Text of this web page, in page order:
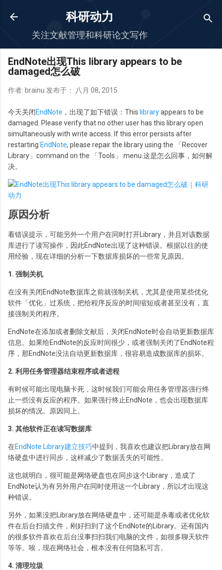
跳至主要内容
科研动力
关注文献管理和科研论文写作
EndNote出现This library appears to be
damaged怎么破
作者: brainu 发布于： 八月 08, 2015
今天关闭EndNote ，出现了如下错误：This libraryappears to be
damaged. Please verify that no other user has this library open
simultaneously with write access. If this error persists after
restarting EndNote, please repair the library using the 「Recover
Library」command on the 「Tools」 menu.这是怎么回事，如何解
决。
原因分析
看错误提示，可能另外一个用户在同时打开Library，并且对该数据
库进行了读写操作，因此EndNote出现了这种错误。根据以往的使
用经验，现在详细的分析一下数据库损坏的一些常见原因。
1. 强制关机
在没有关闭EndNote数据库之前就强制关机，尤其是使用某些优化
软件「优化」过系统，把给程序反应的时间缩短或者甚至没有，直
接强制关闭程序。
EndNote在添加或者删除文献后，关闭EndNote时会自动更新数据库
信息。如果给EndNote的反应时间很少，或者强制关闭了EndNote程
序，那EndNote没法自动更新数据库，很容易造成数据库的损坏。
2. 利用任务管理器结束程序或者进程
有时候可能出现电脑卡死，这时候我们可能会用任务管理器强行终
止一些没有反应的程序。如果强行终止EndNote，也会出现数据库
损坏的情况。原因同上。
3. 其他软件正在读写数据库
在EndNote Library建立技巧中提到，我喜欢也建议把Library放在网
络硬盘中进行同步，这样减少了数据丢失的可能性。
这也就明白，很可能是网络硬盘也在同步这个Library，造成了
EndNote认为有另外用户在同时使用这一个Library，所以才出现这
种错误。
另外，如果没把Library放在网络硬盘中，还可能是杀毒或者优化软
件在后台扫描文件，刚好扫到了这个EndNote的Library。还有国内
的很多软件喜欢在后台没事扫扫我们电脑的文件，如很多聊天软件
等等。唉，现在网络社会，根本没有任何隐私可言。
4. 清理垃圾